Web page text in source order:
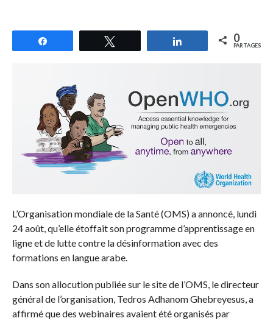
Partagez 0
PARTAGES
L’Organisation mondiale de la Santé (OMS) a annoncé, lundi
24 août, qu’elle étoffait son programme d’apprentissage en
ligne et de lutte contre la désinformation avec des
formations en langue arabe.
Dans son allocution publiée sur le site de l’OMS, le directeur
général de l’organisation, Tedros Adhanom Ghebreyesus, a
affirmé que des webinaires avaient été organisés par